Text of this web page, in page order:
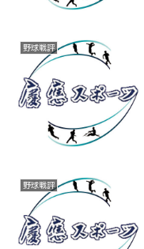
野球戦評
野球戦評